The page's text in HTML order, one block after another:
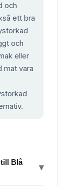
och
ett bra
och
eller
mat vara
Blå
▾